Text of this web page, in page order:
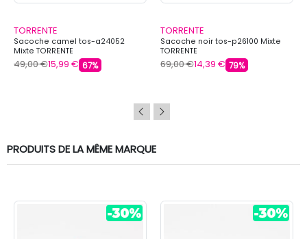
TORRENTE
Sacoche camel tos-a24052
Mixte TORRENTE
49,00 €15,99 € 67%
TORRENTE
Sacoche noir tos-p26100 Mixte
TORRENTE
69,00 €14,39 € 79%
PRODUITS DE LA MÊME MARQUE